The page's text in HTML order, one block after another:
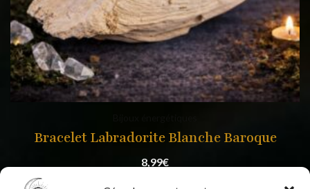
Bracelet Labradorite Blanche Baroque
8,99€